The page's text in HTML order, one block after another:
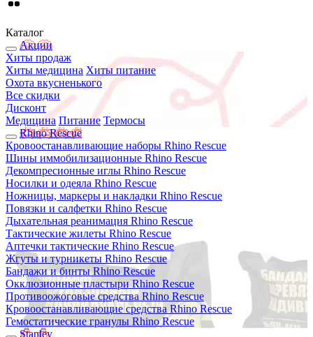
Каталог
Акции
Хиты продаж
Хиты медицина Хиты питание
Охота вкусненького
Все скидки
Дисконт
Медицина Питание Термосы
Rhino Rescue
Кровоостанавливающие наборы Rhino Rescue
Шины иммобилизационные Rhino Rescue
Декомпресионные иглы Rhino Rescue
Носилки и одеяла Rhino Rescue
Ножницы, маркеры и накладки Rhino Rescue
Повязки и салфетки Rhino Rescue
Дыхательная реанимация Rhino Rescue
Тактические жилеты Rhino Rescue
Аптечки тактические Rhino Rescue
Жгуты и турникеты Rhino Rescue
Бандажи и бинты Rhino Rescue
Окклюзионные пластыри Rhino Rescue
Противоожоговые средства Rhino Rescue
Кровоостанавливающие средства Rhino Rescue
Гемостатические гранулы Rhino Rescue
Stanley